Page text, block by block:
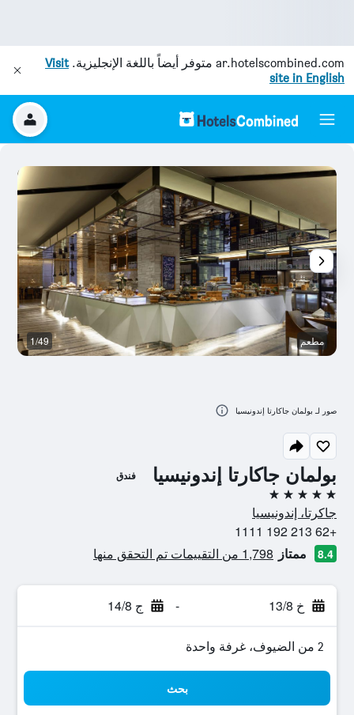
ar.hotelscombined.com متوفر أيضاً باللغة الإنجليزية.Visit
site in English
بولمان جاكارتا إندونيسيا فندق
5 نجوم
جاكرتا، إندونيسيا
+62 213 192 1111
8.4 ممتاز 1,798 من التقييمات تم التحقق منها
خ 13/8 - ج 14/8
2 من الضيوف، غرفة واحدة
بحث
مطعم 1/49
صور لـ بولمان جاكارتا إندونيسيا